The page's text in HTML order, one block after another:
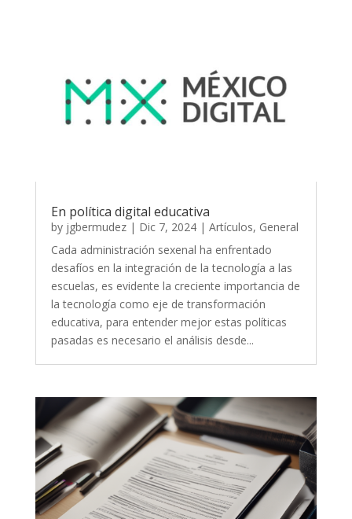
En política digital educativa
by jgbermudez| Dic 7, 2024| Artículos, General
Cada administración sexenal ha enfrentado
desafíos en la integración de la tecnología a las
escuelas, es evidente la creciente importancia de
la tecnología como eje de transformación
educativa, para entender mejor estas políticas
pasadas es necesario el análisis desde...